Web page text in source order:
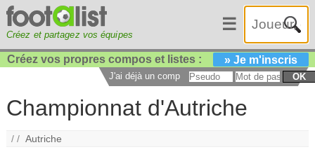
Créez et partagez vos équipes
☰
Créez vos propres compos et listes : » Je m'inscris
J'ai déjà un compte : OK
Championnat d'Autriche
/ /Autriche